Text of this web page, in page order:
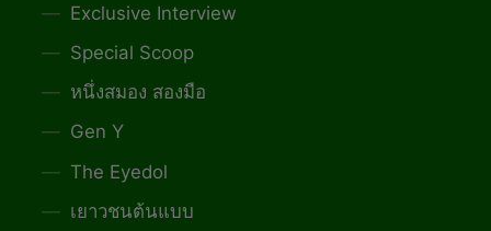
Exclusive Interview
Special Scoop
หนึ่งสมอง สองมือ
Gen Y
The Eyedol
เยาวชนต้นแบบ